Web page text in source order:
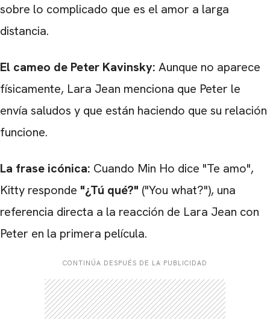
sobre lo complicado que es el amor a larga
distancia.
El cameo de Peter Kavinsky: Aunque no aparece
físicamente, Lara Jean menciona que Peter le
envía saludos y que están haciendo que su relación
funcione.
La frase icónica: Cuando Min Ho dice "Te amo",
Kitty responde "¿Tú qué?" ("You what?"), una
referencia directa a la reacción de Lara Jean con
Peter en la primera película.
CONTINÚA DESPUÉS DE LA PUBLICIDAD